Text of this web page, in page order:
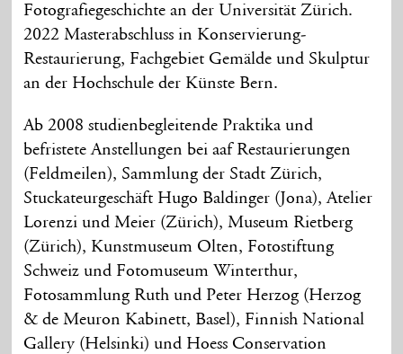
Fotografiegeschichte an der Universität Zürich.
2022 Masterabschluss in Konservierung-
Restaurierung, Fachgebiet Gemälde und Skulptur
an der Hochschule der Künste Bern.
Ab 2008 studienbegleitende Praktika und
befristete Anstellungen bei aaf Restaurierungen
(Feldmeilen), Sammlung der Stadt Zürich,
Stuckateurgeschäft Hugo Baldinger (Jona), Atelier
Lorenzi und Meier (Zürich), Museum Rietberg
(Zürich), Kunstmuseum Olten, Fotostiftung
Schweiz und Fotomuseum Winterthur,
Fotosammlung Ruth und Peter Herzog (Herzog
& de Meuron Kabinett, Basel), Finnish National
Gallery (Helsinki) und Hoess Conservation